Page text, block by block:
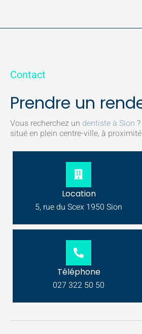
Contact
Prendre un
Vous recherchez un dentiste à Sion
situé en plein centre-ville, à
Location
5, rue du Scex 1950 Sion
Téléphone
027 322 50 50